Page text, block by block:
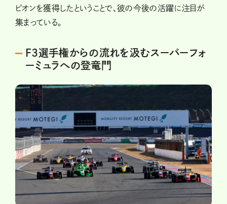
ピオンを獲得したということで、彼の今後の活躍に注目が
集まっている。
F3選手権からの流れを汲むスーパーフォ
ーミュラへの登竜門